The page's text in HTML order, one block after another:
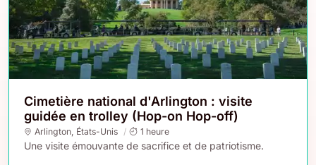
Cimetière national d'Arlington : visite
guidée en trolley (Hop-on Hop-off)
Arlington, États-Unis 1 heure
Une visite émouvante de sacrifice et de patriotisme.